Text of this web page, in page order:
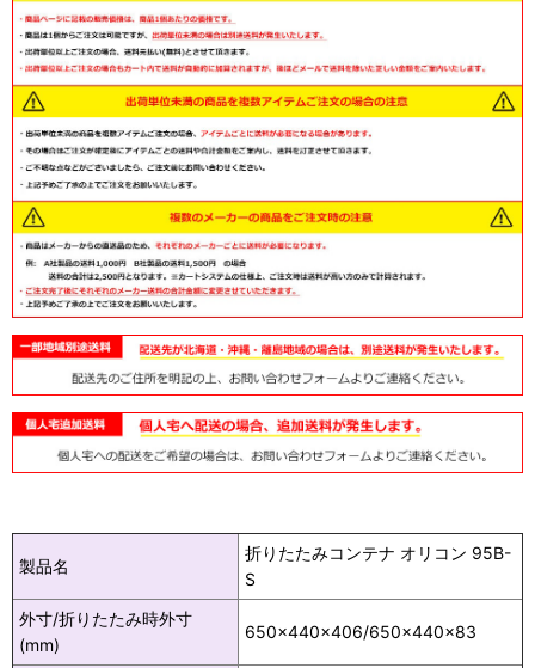
製品名
折りたたみコンテナ オリコン 95B-
S
外寸/折りたたみ時外寸
(mm)
650×440×406/650×440×83